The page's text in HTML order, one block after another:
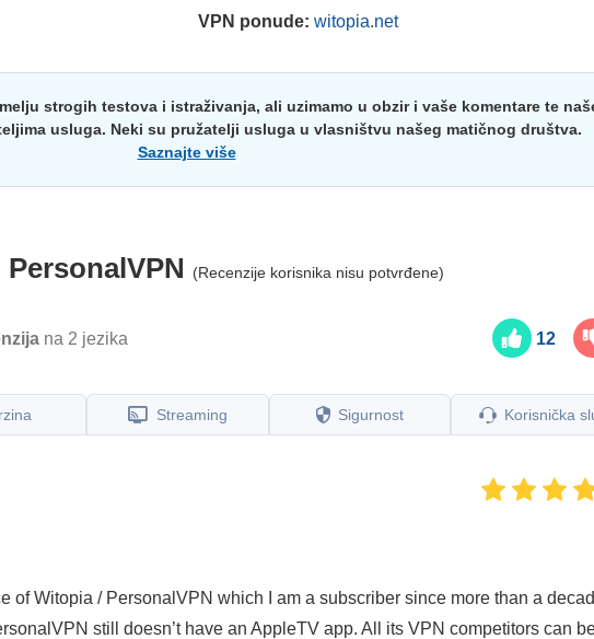
VPN ponude: witopia.net
strogih testova i istraživanja, ali uzimamo u obzir i vaše komentare te
usluga. Neki su pružatelji usluga u vlasništvu našeg matičnog društva.
Saznajte više
PersonalVPN (Recenzije korisnika nisu potvrđene)
na 2 jezika 12
Streaming Sigurnost Korisnička
of Witopia / PersonalVPN which I am a subscriber since more than a
still doesn’t have an AppleTV app. All its VPN competitors can